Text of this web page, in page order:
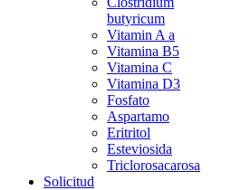
butyricum
Vitamin A a
Vitamina B5
Vitamina C
Vitamina D3
Fosfato
Aspartamo
Eritritol
Esteviosida
Triclorosacarosa
Solicitud